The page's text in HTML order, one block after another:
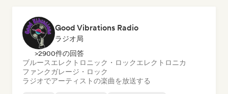
Good Vibrations Radio
ラジオ局
>2900件の回答
ブルースエレクトロニック・ロックエレクトロニカ
ファンクガレージ・ロック
ラジオでアーティストの楽曲を放送する